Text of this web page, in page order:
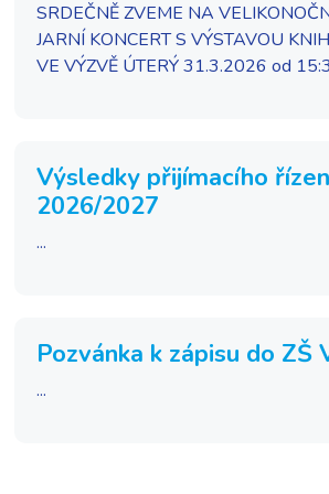
SRDEČNĚ ZVEME NA
JARNÍ KONCERT S VÝSTAVOU
VE VÝZVĚ ÚTERÝ 31.3.2026 od
Výsledky přijímacího
2026/2027
...
Pozvánka k zápisu do ZŠ
...